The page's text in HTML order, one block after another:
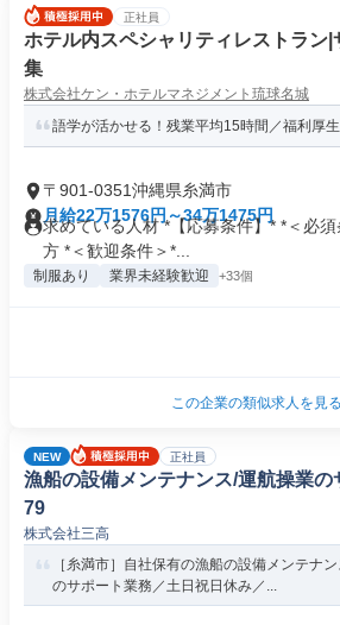
正社員
ホテル内スペシャリティレストラン
集
株式会社ケン・ホテルマネジメント琉球名城
語学が活かせる！残業平均15時間／福利厚
〒901-0351沖縄県糸満市
月給22万1576円～34万1475円
求めている人材 *【応募条件】* *＜必
方 *＜歓迎条件＞*...
制服あり 業界未経験歓迎 +33個
この企業の類似求人を見る
NEW 正社員
漁船の設備メンテナンス/運航操業
79
株式会社三高
［糸満市］自社保有の漁船の設備メンテナ
のサポート業務／土日祝日休み／...